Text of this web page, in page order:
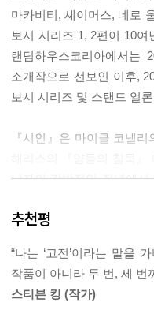
그리고 그 심연에는 걸맞
--- 본문 중에서
마카비티, 셰이머스, 네로
보시 시리즈 1, 2편이 10
랜덤하우스코리아에서
소개작으로 선보인 이후,
보시 시리즈 및 스탠드 얼
『시인』은 마이클 코넬
남자의 강박적인 집념에
죽은 자들이 남기는 어둠
어느 날 에드가 앨런 포의
소름이 돋는 듯한 완벽한
추천평
“나는 ‘고전’이라는 말을
작품이 아니라 두 번, 세 번
스티븐 킹 (작가)